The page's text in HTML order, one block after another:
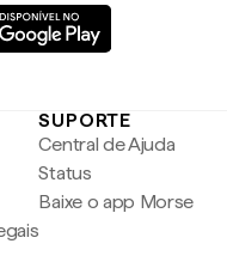
SUPORTE
Central de Ajuda
Status
Baixe o app Morse